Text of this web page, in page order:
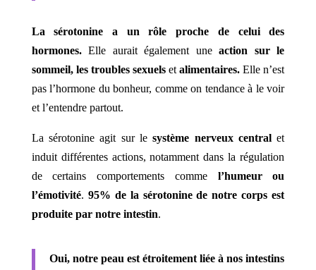
La sérotonine a un rôle proche de celui des
hormones.Elle aurait également uneaction sur le
sommeil, les troubles sexuelset alimentaires.Elle n’est
pas l’hormone du bonheur, comme on tendance à le voir
et l’entendre partout.
La sérotonine agit sur lesystème nerveux centralet
induit différentes actions, notamment dans la régulation
de certains comportements comme l’humeur ou
l’émotivité. 95% de la sérotonine de notre corps est
produite par notre intestin.
Oui, notre peau est étroitement liée à nos intestins